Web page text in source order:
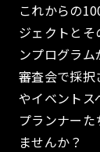
これからの
ジェクトと
ンプログラム
審査会で採択
やイベントス
プランナー
ませんか？